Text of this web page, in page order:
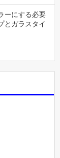
ーにする必要
とガラスタイ